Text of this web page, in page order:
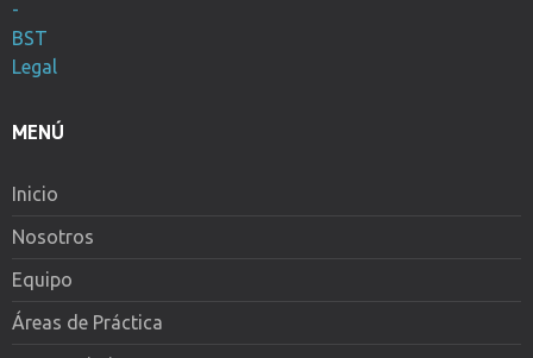
MENÚ
Inicio
Nosotros
Equipo
Áreas de Práctica